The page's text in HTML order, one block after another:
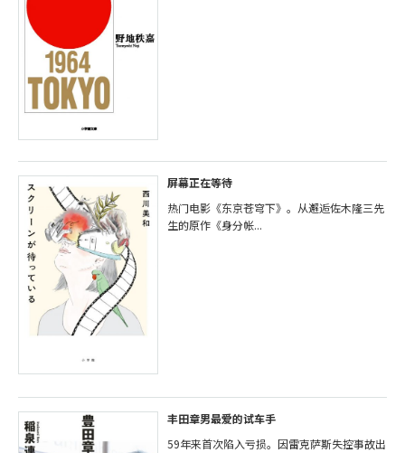
屏幕正在等待
热门电影《东京苍穹下》。从邂逅佐木隆三先
生的原作《身分帐...
丰田章男最爱的试车手
59年来首次陷入亏损。因雷克萨斯失控事故出